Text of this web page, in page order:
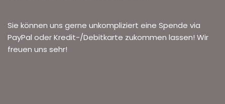
Sie können uns gerne unkompliziert eine Spende via
PayPal oder Kredit-/Debitkarte zukommen lassen! Wir
freuen uns sehr!